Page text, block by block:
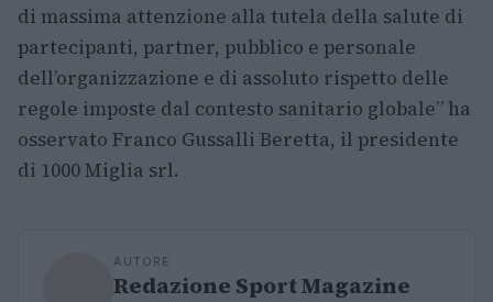
di massima attenzione alla tutela della salute di
partecipanti, partner, pubblico e personale
dell’organizzazione e di assoluto rispetto delle
regole imposte dal contesto sanitario globale” ha
osservato Franco Gussalli Beretta, il presidente
di 1000 Miglia srl.
AUTORE
Redazione Sport Magazine